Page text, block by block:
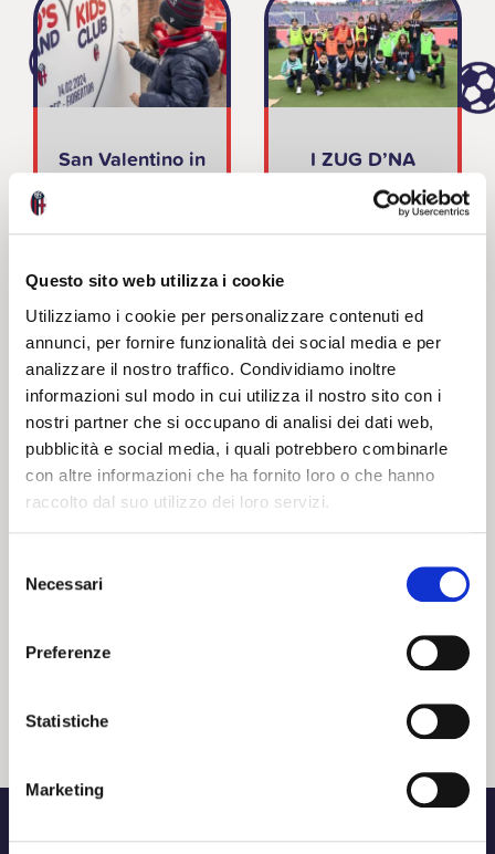
Questo sito web utilizza i cookie
Utilizziamo i cookie per personalizzare contenuti ed
annunci, per fornire funzionalità dei social media e per
analizzare il nostro traffico. Condividiamo inoltre
informazioni sul modo in cui utilizza il nostro sito con i
nostri partner che si occupano di analisi dei dati web,
pubblicità e social media, i quali potrebbero combinarle
con altre informazioni che ha fornito loro o che hanno
raccolto dal suo utilizzo dei loro servizi.
delNecessari
Preferenze
Statistiche
Marketing
San Valentino in
NEWS 20 02 2024
I ZUG D’NA
VOLTA –
SELENELLA
EDITION
NEWS 19 03 2024